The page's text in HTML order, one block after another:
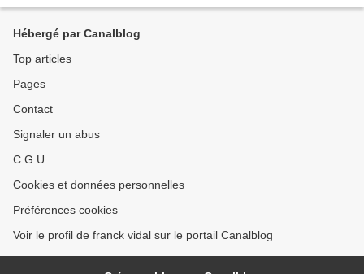
Hébergé par Canalblog
Top articles
Pages
Contact
Signaler un abus
C.G.U.
Cookies et données personnelles
Préférences cookies
Voir le profil de franck vidal sur le portail Canalblog